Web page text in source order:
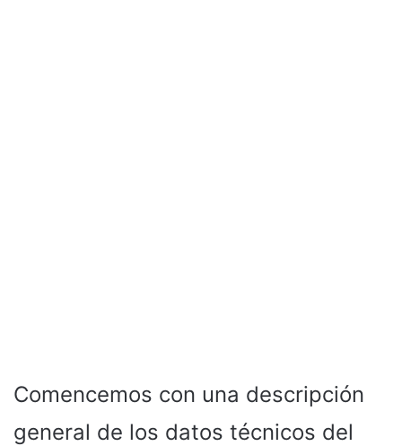
Comencemos con una descripción
general de los datos técnicos del